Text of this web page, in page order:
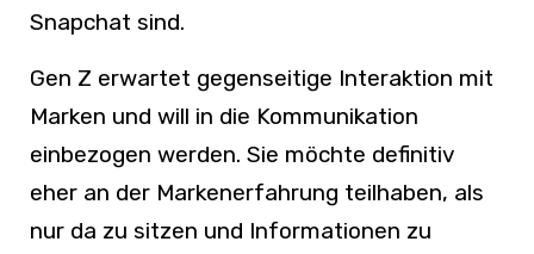
Snapchat sind.
Gen Z erwartet gegenseitige Interaktion mit
Marken und will in die Kommunikation
einbezogen werden. Sie möchte definitiv
eher an der Markenerfahrung teilhaben, als
nur da zu sitzen und Informationen zu